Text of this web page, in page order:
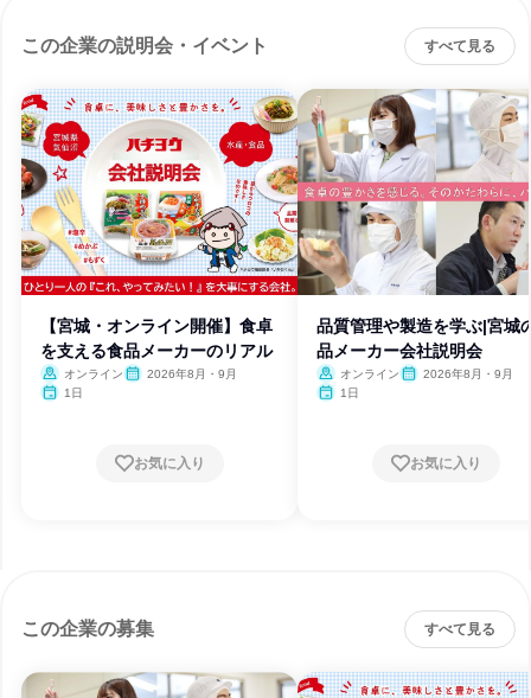
この企業の説明会・イベント すべて見る
【宮城・オンライン開催】食卓
を支える食品メーカーのリアル
オンライン
2026年8月・9月
1日
お気に入り
品質管理や製造を学ぶ|宮城
品メーカー会社説明会
オンライン
2026年8月・9月
1日
お気に入り
この企業の募集 すべて見る